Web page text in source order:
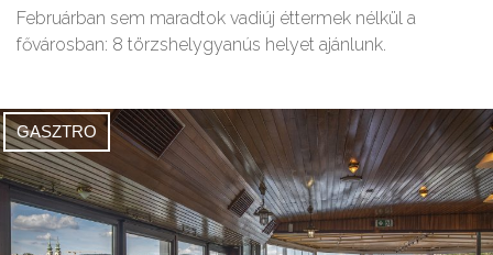
Februárban sem maradtok vadiúj éttermek nélkül a
fővárosban: 8 törzshelygyanús helyet ajánlunk.
GASZTRO